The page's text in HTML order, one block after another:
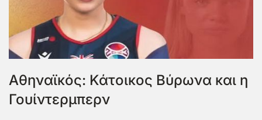
Αθηναϊκός: Κάτοικος Βύρωνα και η
Γουίντερμπερν